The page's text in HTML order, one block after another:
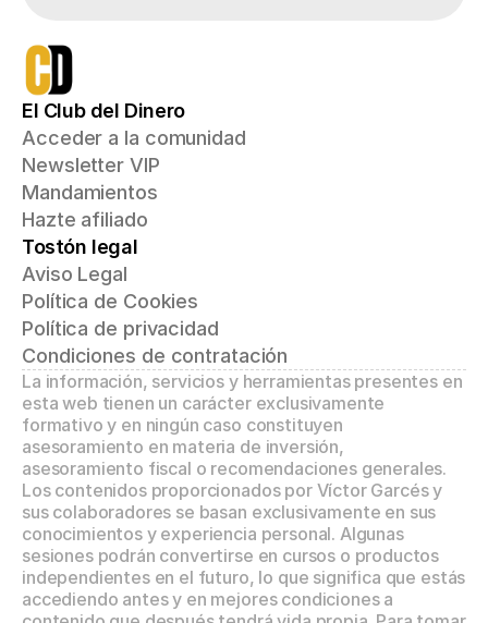
El Club del Dinero
Acceder a la comunidad
Newsletter VIP
Mandamientos
Hazte afiliado
Tostón legal
Aviso Legal
Política de Cookies
Política de privacidad
Condiciones de contratación
La información, servicios y herramientas presentes en
esta web tienen un carácter exclusivamente
formativo y en ningún caso constituyen
asesoramiento en materia de inversión,
asesoramiento fiscal o recomendaciones generales.
Los contenidos proporcionados por Víctor Garcés y
sus colaboradores se basan exclusivamente en sus
conocimientos y experiencia personal. Algunas
sesiones podrán convertirse en cursos o productos
independientes en el futuro, lo que significa que estás
accediendo antes y en mejores condiciones a